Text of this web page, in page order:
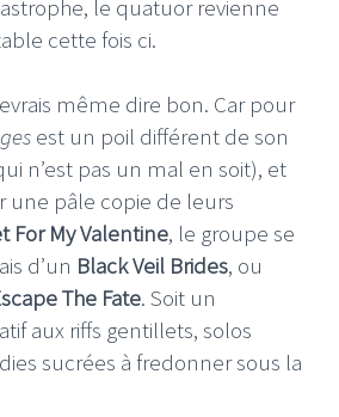
le quatuor revienne
cette fois ci.
même dire bon. Car pour
est un poil différent de son
n’est pas un mal en soit), et
une pâle copie de leurs
For My Valentine, le groupe se
d’un Black Veil Brides, ou
The Fate. Soit un
aux riffs gentillets, solos
sucrées à fredonner sous la